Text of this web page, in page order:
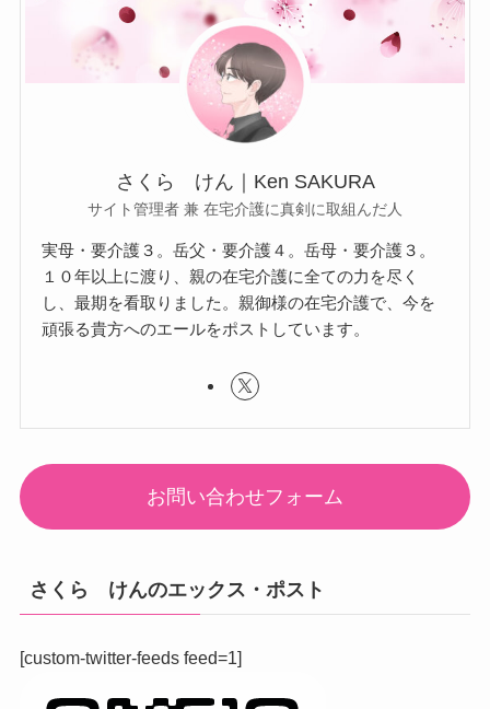
さくら けん｜Ken SAKURA
サイト管理者 兼 在宅介護に真剣に取組んだ人
実母・要介護３。岳父・要介護４。岳母・要介護３。
１０年以上に渡り、親の在宅介護に全ての力を尽く
し、最期を看取りました。親御様の在宅介護で、今を
頑張る貴方へのエールをポストしています。
お問い合わせフォーム
さくら けんのエックス・ポスト
[custom-twitter-feeds feed=1]